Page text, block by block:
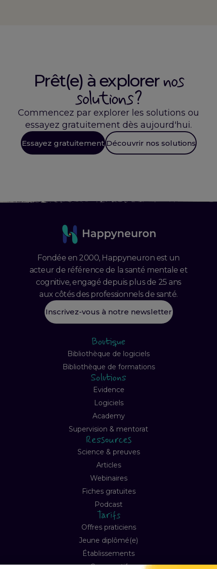
Prêt(e) à explorernos
solutions ?
Commencez par explorer les solutions ou
essayez gratuitement dès aujourd'hui.
Essayez gratuitement Découvrir nos solutions
Fondée en 2000, Happyneuron est un
acteur de référence de la santé mentale et
cognitive, engagé depuis plus de 25 ans
aux côtés des professionnels de santé.
Inscrivez-vous à notre newsletter
Boutique
Bibliothèque de logiciels
Bibliothèque de formations
Solutions
Evidence
Logiciels
Academy
Supervision & mentorat
Ressources
Science & preuves
Articles
Webinaires
Fiches gratuites
Podcast
Tarifs
Offres praticiens
Jeune diplômé(e)
Établissements
Comparatif